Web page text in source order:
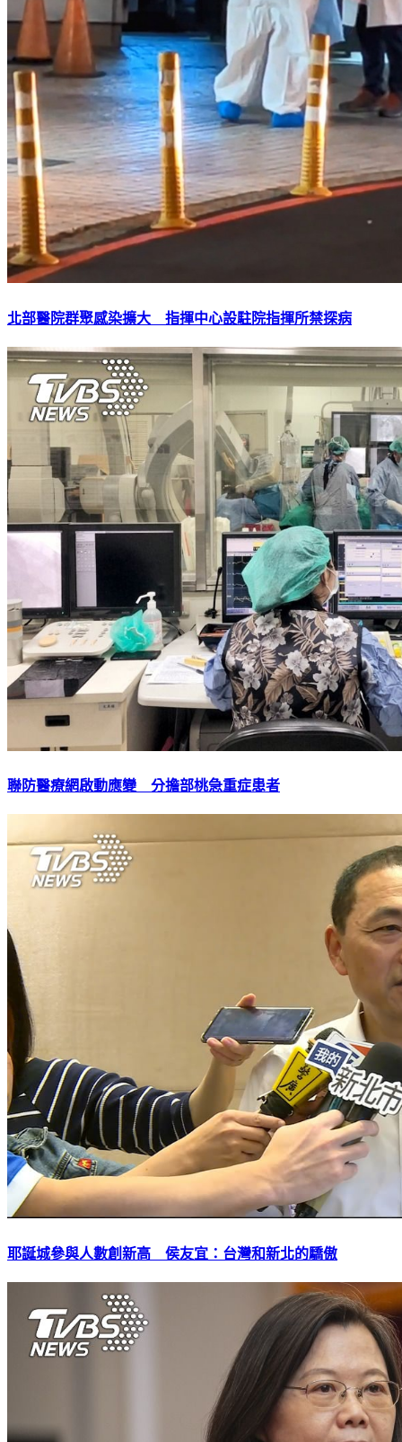
北部醫院群聚感染擴大 指揮中心設駐院指揮所禁探病
聯防醫療網啟動應變 分擔部桃急重症患者
耶誕城參與人數創新高 侯友宜：台灣和新北的驕傲